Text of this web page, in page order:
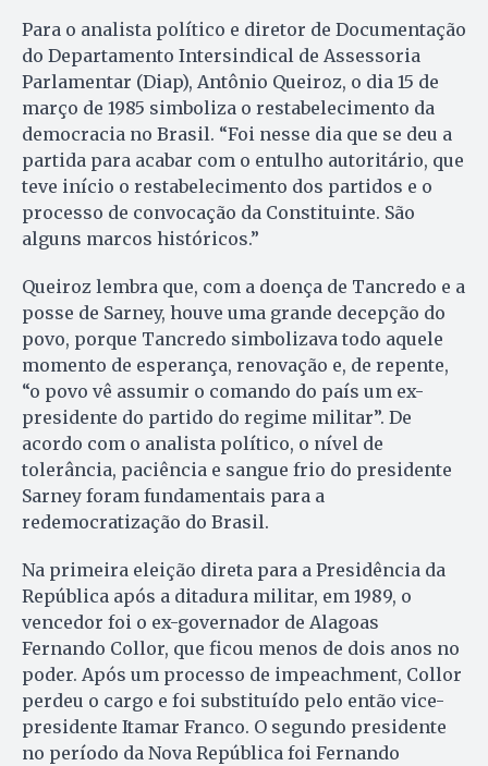
Para o analista político e diretor de Documentação
do Departamento Intersindical de Assessoria
Parlamentar (Diap), Antônio Queiroz, o dia 15 de
março de 1985 simboliza o restabelecimento da
democracia no Brasil. “Foi nesse dia que se deu a
partida para acabar com o entulho autoritário, que
teve início o restabelecimento dos partidos e o
processo de convocação da Constituinte. São
alguns marcos históricos.”
Queiroz lembra que, com a doença de Tancredo e a
posse de Sarney, houve uma grande decepção do
povo, porque Tancredo simbolizava todo aquele
momento de esperança, renovação e, de repente,
“o povo vê assumir o comando do país um ex-
presidente do partido do regime militar”. De
acordo com o analista político, o nível de
tolerância, paciência e sangue frio do presidente
Sarney foram fundamentais para a
redemocratização do Brasil.
Na primeira eleição direta para a Presidência da
República após a ditadura militar, em 1989, o
vencedor foi o ex-governador de Alagoas
Fernando Collor, que ficou menos de dois anos no
poder. Após um processo de impeachment, Collor
perdeu o cargo e foi substituído pelo então vice-
presidente Itamar Franco. O segundo presidente
no período da Nova República foi Fernando